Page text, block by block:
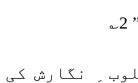
نگارش کی